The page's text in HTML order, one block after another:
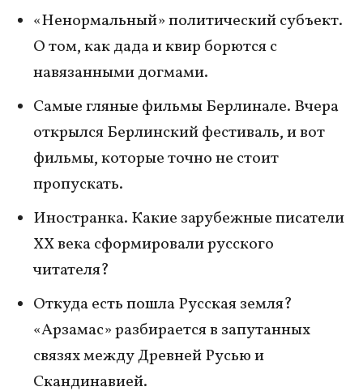
«Ненормальный» политический субъект.
О том, как дада и квир борются с
навязанными догмами.
Самые гляные фильмы Берлинале. Вчера
открылся Берлинский фестиваль, и вот
фильмы, которые точно не стоит
пропускать.
Иностранка. Какие зарубежные писатели
XX века сформировали русского
читателя?
Откуда есть пошла Русская земля?
«Арзамас» разбирается в запутанных
связях между Древней Русью и
Скандинавией.